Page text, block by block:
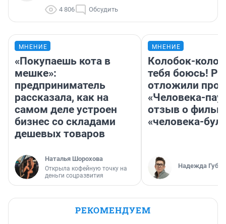
4 806 Обсудить
МНЕНИЕ
«Покупаешь кота в
мешке»:
предприниматель
рассказала, как на
самом деле устроен
бизнес со складами
дешевых товаров
Наталья Шорохова
Открыла кофейную точку на
деньги соцразвития
МНЕНИЕ
Колобок-
тебя боюсь!
отложили
«Человека-
отзыв о
«человека-
Надежда
РЕКОМЕНДУЕМ